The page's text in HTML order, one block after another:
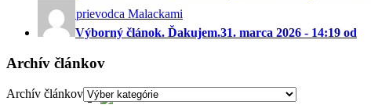
Sprievodca Malackami
Výborný článok. Ďakujem.31. marca 2026 - 14:19 od
Archív článkov
Archív článkov